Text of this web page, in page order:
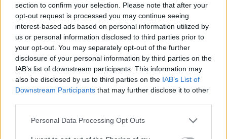
section to confirm your selection. Please note that after your
opt-out request is processed you may continue seeing
interest-based ads based on personal information utilized by
us or personal information disclosed to third parties prior to
your opt-out. You may separately opt-out of the further
disclosure of your personal information by third parties on the
IAB’s list of downstream participants. This information may
also be disclosed by us to third parties on the IAB’s List of
Downstream Participants that may further disclose it to other
Personal Data Processing Opt Outs
21/05/2008
di MARZIO LAGHI È STATA la
giornata della riscrittura di
numerosi articoli, quelli su cui le
polemiche ...